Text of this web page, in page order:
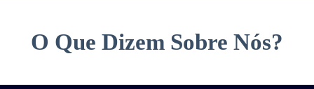
O Que Dizem Sobre Nós?